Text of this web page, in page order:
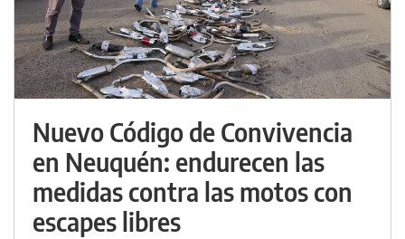
Nuevo Código de Convivencia
en Neuquén: endurecen las
medidas contra las motos con
escapes libres